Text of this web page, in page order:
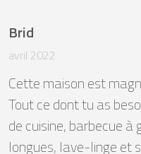
Brid
avril 2022
Cette maison est
Tout ce dont tu as
de cuisine, barbecue à
longues, lave-linge et